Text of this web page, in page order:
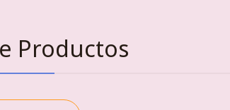
Productos